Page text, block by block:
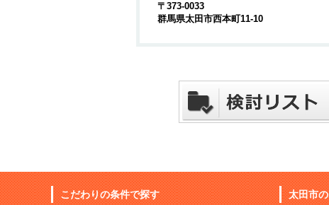
〒373-0033
群馬県太田市西本町11-10
こだわりの条件で探す 太田市